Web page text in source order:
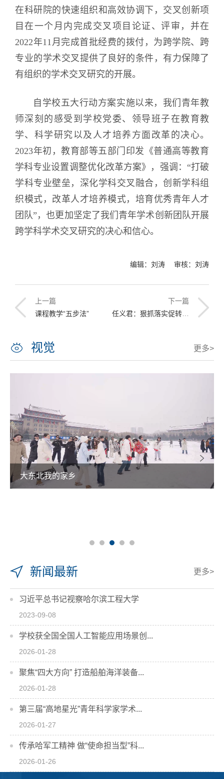
在科研院的快速组织和高效协调下，交叉创新项
目在一个月内完成交叉项目论证、评审，并在
2022年11月完成首批经费的拨付，为跨学院、跨
专业的学术交叉提供了良好的条件，有力保障了
有组织的学术交叉研究的开展。
自学校五大行动方案实施以来，我们青年教
师深刻的感受到学校党委、领导班子在教育教
学、科学研究以及人才培养方面改革的决心。
2023年初，教育部等五部门印发《普通高等教育
学科专业设置调整优化改革方案》，强调：“打破
学科专业壁垒，深化学科交叉融合，创新学科组
织模式，改革人才培养模式，培育优秀青年人才
团队”，也更加坚定了我们青年学术创新团队开展
跨学科学术交叉研究的决心和信心。
编辑：刘涛 审核：刘涛
上一篇
课程教学“五步法”
下一篇
任义君：狠抓落实促转型 对标一流谋发展
视觉 更多>
大东北我的家乡
新闻最新 更多>
习近平总书记视察哈尔滨工程大学
2023-09-08
学校获全国全国人工智能应用场景创...
2026-01-28
聚焦“四大方向” 打造船舶海洋装备...
2026-01-28
第三届“高地星光”青年科学家学术...
2026-01-27
传承哈军工精神 做“使命担当型”科...
2026-01-26